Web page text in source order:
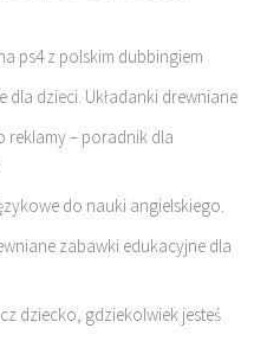
ps4 z polskim dubbingiem
dla dzieci. Układanki drewniane
reklamy – poradnik dla
do nauki angielskiego.
zabawki edukacyjne dla
dziecko, gdziekolwiek jesteś